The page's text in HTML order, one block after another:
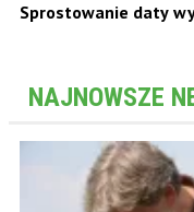
Sprostowanie daty
NAJNOWSZE